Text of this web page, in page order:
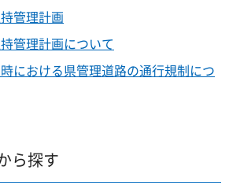
管理計画
管理計画について
における県管理道路の通行規制につ
ら探す